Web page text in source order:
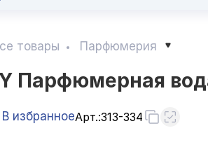
товары Парфюмерия
Парфюмерная
В избранноеАрт.:313-334